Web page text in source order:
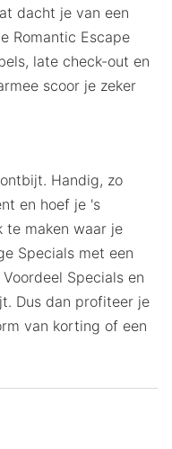
dacht je van een
Romantic Escape
late check-out en
scoor je zeker
Handig, zo
en hoef je 's
te maken waar je
Specials met een
Specials en
Dus dan profiteer je
van korting of een